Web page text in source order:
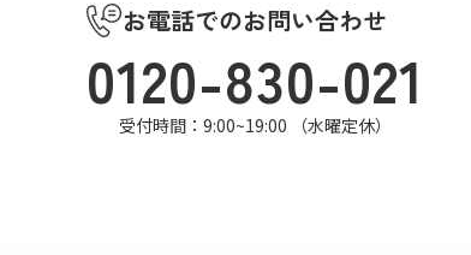
お電話でのお問い合わせ
0120-830-021
受付時間：9:00~19:00 （水曜定休）